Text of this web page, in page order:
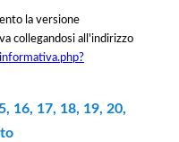
la versione
collegandosi all'indirizzo
16, 17, 18, 19, 20,